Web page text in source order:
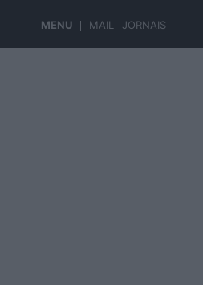
MENU MAIL JORNAIS